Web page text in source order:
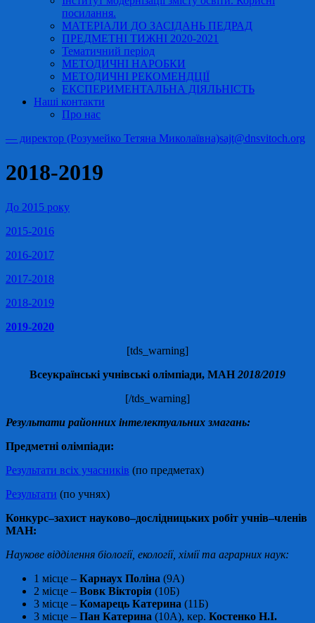
посилання.
МАТЕРІАЛИ ДО ЗАСІДАНЬ ПЕДРАД
ПРЕДМЕТНІ ТИЖНІ 2020-2021
Тематичний період
МЕТОДИЧНІ НАРОБКИ
МЕТОДИЧНІ РЕКОМЕНДЦІЇ
ЕКСПЕРИМЕНТАЛЬНА ДІЯЛЬНІСТЬ
Наші контакти
Про нас
— директор (Розумейко Тетяна Миколаївна)sajt@dnsvitoch.org
2018-2019
До 2015 року
2015-2016
2016-2017
2017-2018
2018-2019
2019-2020
[tds_warning]
Всеукраїнські учнівські олімпіади, МАН 2018/2019
[/tds_warning]
Результати районних інтелектуальних змагань:
Предметні олімпіади:
Результати всіх учасників (по предметах)
Результати (по учнях)
Конкурс–захист науково–дослідницьких робіт учнів–членів
МАН:
Наукове відділення біології, екології, хімії та аграрних наук:
1 місце – Карнаух Поліна (9А)
2 місце – Вовк Вікторія (10Б)
3 місце – Комарець Катерина (11Б)
3 місце – Пан Катерина (10А), кер. Костенко Н.І.